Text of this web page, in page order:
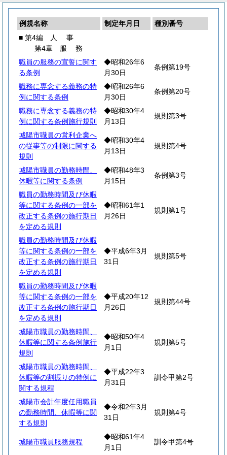
例規名称 制定年月日
種別番号
■ 第4編
人 事
第4章 服務
職員の服務の宣誓に関す
る条例
◆昭和26年6
月30日
条例第19号
職務に専念する義務の特
例に関する条例
◆昭和26年6
月30日
条例第20号
職務に専念する義務の特
例に関する条例施行規則
◆昭和30年4
月13日
規則第3号
城陽市職員の営利企業へ
の従事等の制限に関する
規則
◆昭和30年4
月13日
規則第4号
城陽市職員の勤務時間、
休暇等に関する条例
◆昭和48年3
月15日
条例第3号
職員の勤務時間及び休暇
等に関する条例の一部を
改正する条例の施行期日
を定める規則
◆昭和61年1
月26日
規則第1号
職員の勤務時間及び休暇
等に関する条例の一部を
改正する条例の施行期日
を定める規則
◆平成6年3月
31日
規則第5号
職員の勤務時間及び休暇
等に関する条例の一部を
改正する条例の施行期日
を定める規則
◆平成20年12
月26日
規則第44号
城陽市職員の勤務時間、
休暇等に関する条例施行
規則
◆昭和50年4
月1日
規則第5号
城陽市職員の勤務時間、
休暇等の割振りの特例に
関する規程
◆平成22年3
月31日
訓令甲第2号
城陽市会計年度任用職員
の勤務時間、休暇等に関
する規則
◆令和2年3月
31日
規則第4号
城陽市職員服務規程
◆昭和61年4
月1日
訓令甲第4号